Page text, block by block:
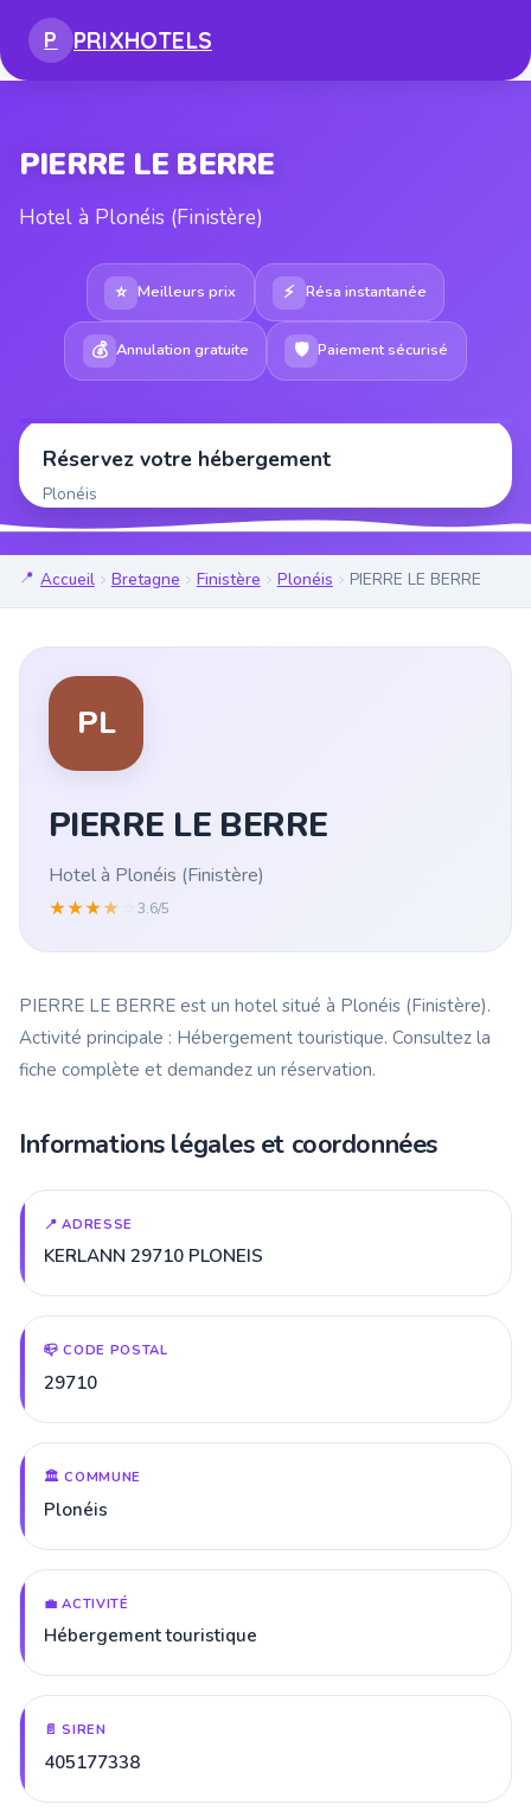
P PRIXHOTELS
PIERRE LE BERRE
Hotel à Plonéis (Finistère)
⭐ Meilleurs prix ⚡ Résa instantanée
💰 Annulation gratuite 🛡 Paiement sécurisé
Réservez votre hébergement
Plonéis
Accueil Bretagne Finistère Plonéis PIERRE LE BERRE
PL
PIERRE LE BERRE
Hotel à Plonéis (Finistère)
★★★★ 3.6/5
PIERRE LE BERRE est un hotel situé à Plonéis (Finistère).
Activité principale : Hébergement touristique. Consultez la
fiche complète et demandez un réservation.
Informations légales et coordonnées
📍 ADRESSE
KERLANN 29710 PLONEIS
📪 CODE POSTAL
29710
🏛️ COMMUNE
Plonéis
💼 ACTIVITÉ
Hébergement touristique
📄 SIREN
405177338